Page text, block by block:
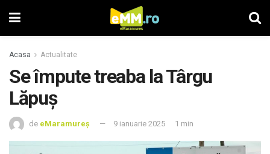
Acasa Actualitate
Se împute treaba la Târgu
Lăpuș
de eMaramureș 9 ianuarie 2025 1 min